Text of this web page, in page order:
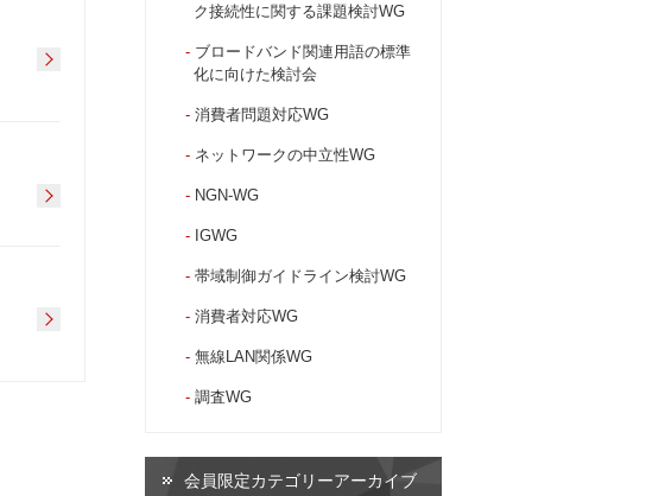
ク接続性に関する課題検討WG
ブロードバンド関連用語の標準
化に向けた検討会
消費者問題対応WG
ネットワークの中立性WG
NGN-WG
IGWG
帯域制御ガイドライン検討WG
消費者対応WG
無線LAN関係WG
調査WG
会員限定カテゴリーアーカイブ